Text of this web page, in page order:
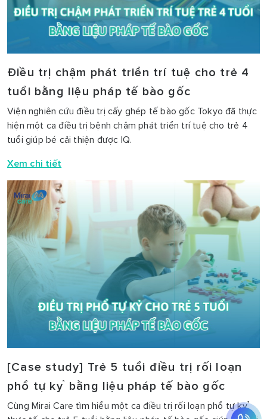
Điều trị chậm phát triển trí tuệ cho trẻ 4
tuổi bằng liệu pháp tế bào gốc
Viện nghiên cứu điều trị cấy ghép tế bào gốc Tokyo đã thực
hiện một ca điều trị bệnh chậm phát triển trí tuệ cho trẻ 4
tuổi giúp bé cải thiện được IQ.
Xem chi tiết
[Case study] Trẻ 5 tuổi điều trị rối loạn
phổ tự kỷ bằng liệu pháp tế bào gốc
Cùng Mirai Care tìm hiểu một ca điều trị rối loạn phổ tự kỷ